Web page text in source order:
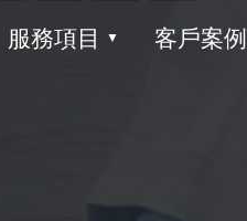
服務項目 ▼ 客戶案例